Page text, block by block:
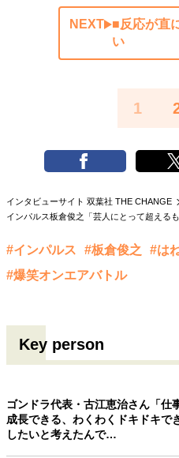
NEXT
■反応が直
い
1
インタビューサイト 双葉社 THE CHANGE
インパルス板倉俊之「芸人にとって超える
#インパルス #板倉俊之 #は
#爆笑オンエアバトル
Key person
ゴンドラ代表・古江恵治さん「仕
成長できる、わくわくドキドキで
したいと考えたんで…